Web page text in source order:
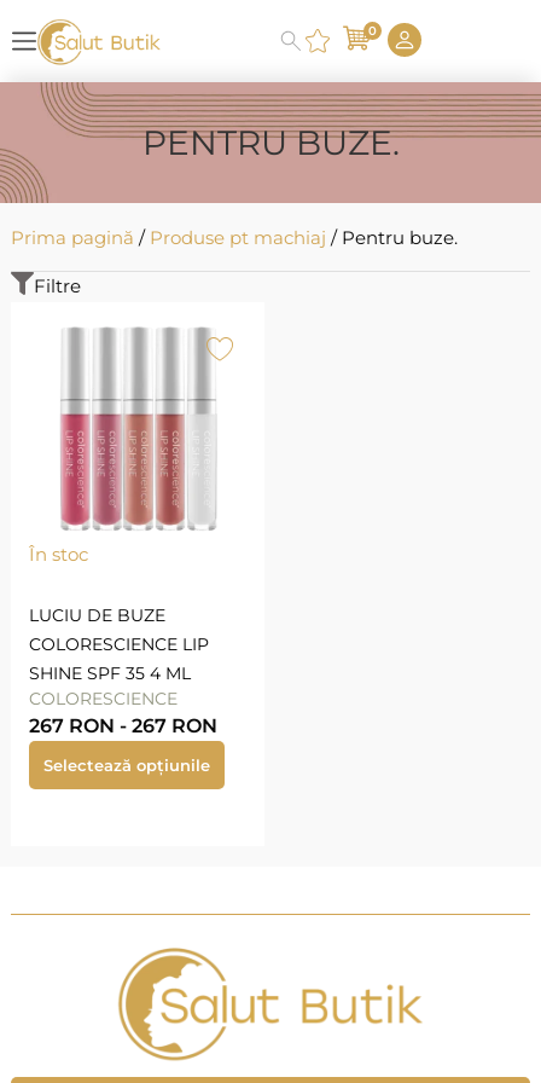
0
PENTRU BUZE.
Prima pagină / Produse pt machiaj / Pentru buze.
Filtre
În stoc
LUCIU DE BUZE
COLORESCIENCE LIP
SHINE SPF 35 4 ML
COLORESCIENCE
267 RON - 267 RON
Selectează opțiunile